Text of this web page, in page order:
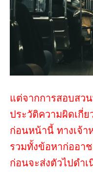
แต่จากการสอบสว
ประวัติความผิดเกี่ย
ก่อนหน้านี้ ทางเจ้า
รวมทั้งข้อหาก่ออา
ก่อนจะส่งตัวไปดำ